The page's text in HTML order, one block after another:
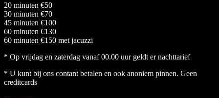
20 minuten €50
30 minuten €70
45 minuten €100
60 minuten €130
60 minuten €150 met jacuzzi
* Op vrijdag en zaterdag vanaf 00.00 uur geldt er nachttarief
* U kunt bij ons contant betalen en ook anoniem pinnen. Geen
creditcards